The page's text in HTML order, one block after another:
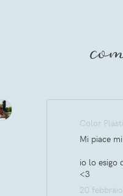
Color
Mi piace
io lo esigo
<3
20